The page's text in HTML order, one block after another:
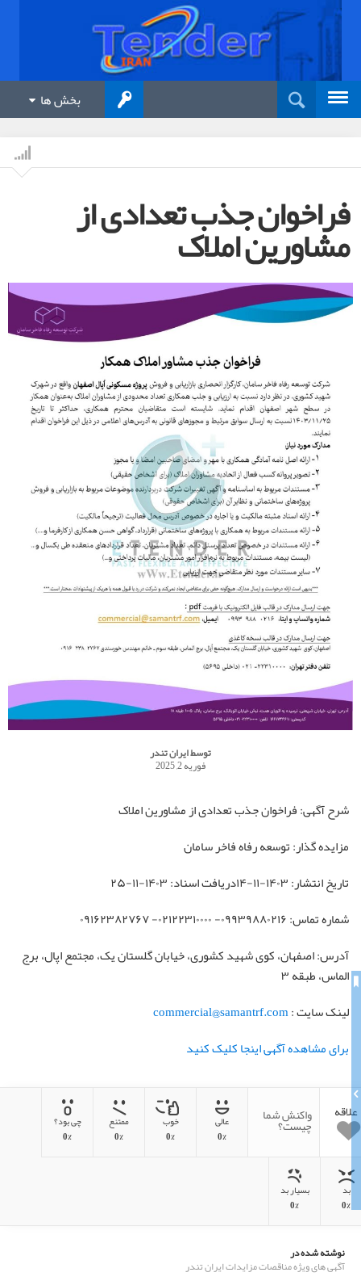
بخش ها
فراخوان جذب تعدادی از
مشاورین املاک
توسطایران تندر
فوریه 2, 2025
شرح آگهی: فراخوان جذب تعدادی از مشاورین املاک
مزایده گذار: توسعه رفاه فاخر سامان
تاریخ انتشار: ۱۴۰۳-۱۱-۱۴دریافت اسناد: ۱۴۰۳-۱۱-۲۵
شماره تماس: ۰۹۹۳۹۸۸۰۲۱۶- ۰۲۱۲۲۳۱۰۰۰۰- ۰۹۱۶۲۳۸۲۷۶۷
آدرس: اصفهان، کوی شهید کشوری، خیابان گلستان یک، مجتمع اپال، برج
الماس، طبقه ۳
لینک سایت :commercial@samantrf.com
برای مشاهده آگهی اینجا کلیک کنید
علاقه واکنش شما
چیست؟
عالی
0%
خوب
0%
ممتنع
0%
چی بود؟
0%
بد
0%
بسیار بد
0%
نوشته شده در
آگهی های ویژه مناقصات مزایدات ایران تندر